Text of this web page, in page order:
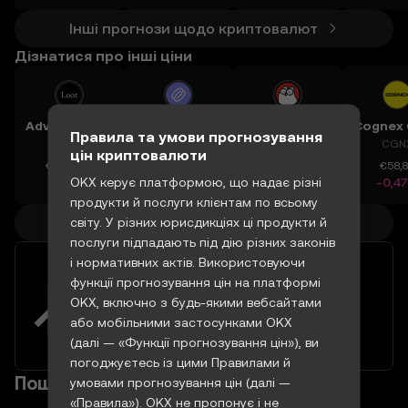
Інші прогнози щодо криптовалют
Дізнатися про інші ціни
AGLD
€0,13333
+0,13%
BAND
+1,41%
CAT
+5,55% -
Інші ціни криптовалют
Понад 60 торгових пар із євро
на OKX для диверсифікації
портфеля
Поширені запитання
Правила та умови прогнозування
цін криптовалюти
OKX керує платформою, що надає різні
продукти й послуги клієнтам по всьому
світу. У різних юрисдикціях ці продукти й
послуги підпадають під дію різних законів
і нормативних актів. Використовуючи
функції прогнозування цін на платформі
OKX, включно з будь-якими вебсайтами
або мобільними застосунками OKX
(далі — «Функції прогнозування цін»), ви
погоджуєтесь із цими Правилами й
умовами прогнозування цін (далі —
«Правила»). OKX не пропонує і не